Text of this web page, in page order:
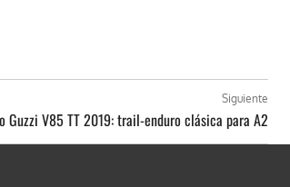
Siguiente
Guzzi V85 TT 2019: trail-enduro clásica para A2